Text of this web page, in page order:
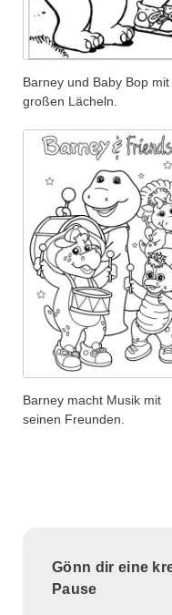
Barney und Baby Bop mit
großen Lächeln.
Barney macht Musik mit
seinen Freunden.
Gönn dir eine
Pause